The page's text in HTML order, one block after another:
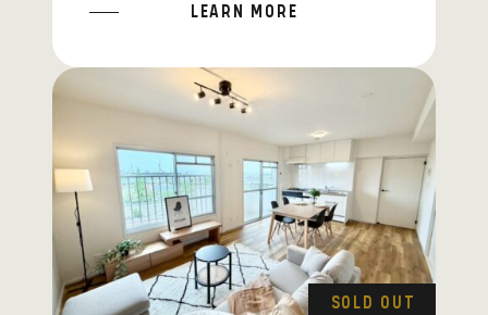
LEARN MORE
SOLD OUT